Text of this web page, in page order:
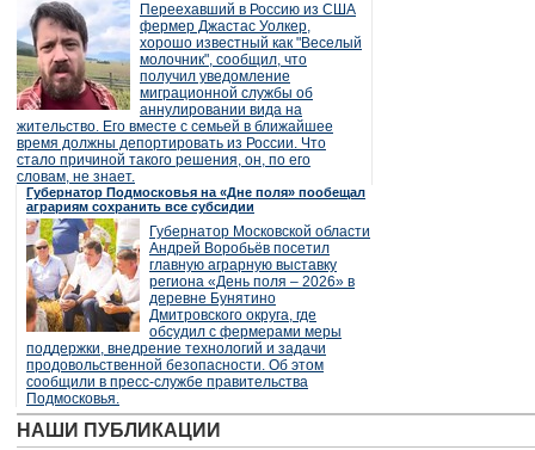
Переехавший в Россию из США
фермер Джастас Уолкер,
хорошо известный как "Веселый
молочник", сообщил, что
получил уведомление
миграционной службы об
аннулировании вида на
жительство. Его вместе с семьей в ближайшее
время должны депортировать из России. Что
стало причиной такого решения, он, по его
словам, не знает.
Губернатор Подмосковья на «Дне поля» пообещал
аграриям сохранить все субсидии
Губернатор Московской области
Андрей Воробьёв посетил
главную аграрную выставку
региона «День поля – 2026» в
деревне Бунятино
Дмитровского округа, где
обсудил с фермерами меры
поддержки, внедрение технологий и задачи
продовольственной безопасности. Об этом
сообщили в пресс-службе правительства
Подмосковья.
НАШИ ПУБЛИКАЦИИ